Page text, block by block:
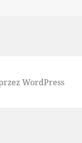
WordPress